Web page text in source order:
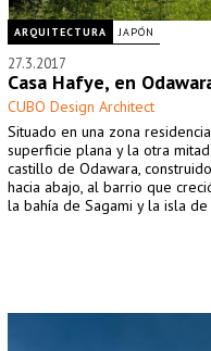
ARQUITECTURA JAPÓN
27.3.2017
Casa Hafye, en
CUBO Design Architect
Situado en una zona
superficie plana y la otra
castillo de Odawara,
hacia abajo, al barrio que
la bahía de Sagami y la isla de